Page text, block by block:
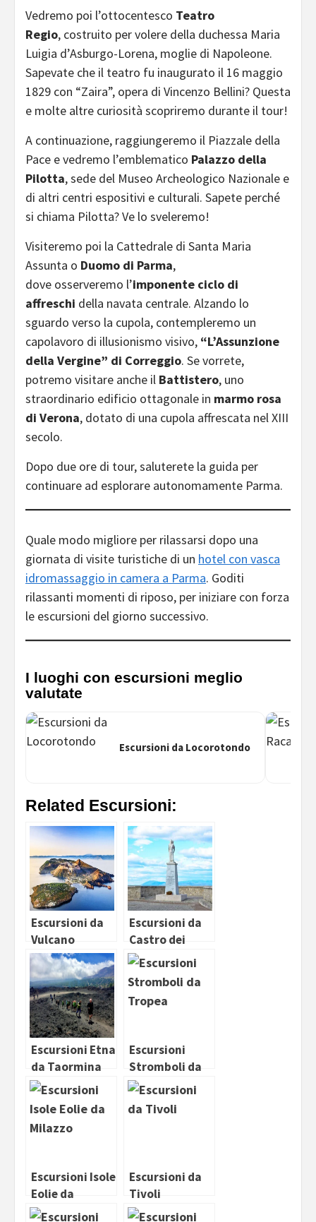
Vedremo poi l’ottocentesco Teatro
Regio, costruito per volere della duchessa Maria
Luigia d’Asburgo-Lorena, moglie di Napoleone.
Sapevate che il teatro fu inaugurato il 16 maggio
1829 con “Zaira”, opera di Vincenzo Bellini? Questa
e molte altre curiosità scopriremo durante il tour!
A continuazione, raggiungeremo il Piazzale della
Pace e vedremo l’emblematico Palazzo della
Pilotta, sede del Museo Archeologico Nazionale e
di altri centri espositivi e culturali. Sapete perché
si chiama Pilotta? Ve lo sveleremo!
Visiteremo poi la Cattedrale di Santa Maria
Assunta o Duomo di Parma,
dove osserveremo l’imponente ciclo di
affreschi della navata centrale. Alzando lo
sguardo verso la cupola, contempleremo un
capolavoro di illusionismo visivo, “L’Assunzione
della Vergine” di Correggio. Se vorrete,
potremo visitare anche il Battistero, uno
straordinario edificio ottagonale in marmo rosa
di Verona, dotato di una cupola affrescata nel XIII
secolo.
Dopo due ore di tour, saluterete la guida per
continuare ad esplorare autonomamente Parma.
Quale modo migliore per rilassarsi dopo una
giornata di visite turistiche di un hotel con vasca
idromassaggio in camera a Parma. Goditi
rilassanti momenti di riposo, per iniziare con forza
le escursioni del giorno successivo.
I luoghi con escursioni meglio
valutate
Escursioni da Locorotondo
Related Escursioni:
Escursioni da
Vulcano
Escursioni da
Castro dei
Volsci
Escursioni Etna
da Taormina
Escursioni
Stromboli da
Tropea
Escursioni Isole
Eolie da
Milazzo
Escursioni da
Tivoli